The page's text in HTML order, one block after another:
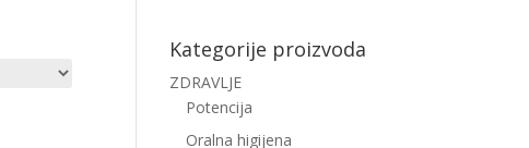
Kategorije proizvoda
ZDRAVLJE
Potencija
Oralna higijena